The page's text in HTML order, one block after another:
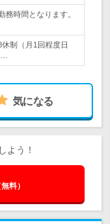
務時間となります。
制（月1回程度日
気になる
よう！
料）